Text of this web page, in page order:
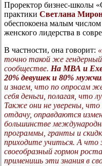
Проректор бизнес-школы
практики Светлана
обеспокоена малым
женского лидерства в
В частности, она говорит:
точно такой же гендерный
сообществе. На МВА и
20% девушек и 80%
и знаем, что по опросам
себя деньги, полагая, что
Также они не уверены,
отдачу, оправдаются
большинстве
программы, гранты и
приходите учиться. А что
своеобразный гормон
применишь эти знания в